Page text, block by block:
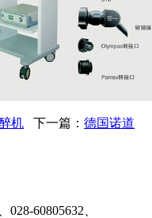
机 下一篇： 德国诺道
60805632、